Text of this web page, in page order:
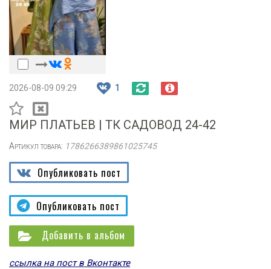
2026-08-09 09:29 1
МИР ПЛАТЬЕВ | ТК САДОВОД 24-42
Артикул товара: 1786266389861025745
Опубликовать пост
Опубликовать пост
Добавить в альбом
ссылка на пост в Вконтакте